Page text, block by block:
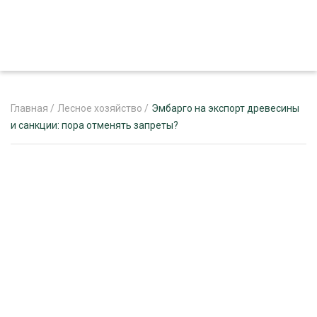
Главная / Лесное хозяйство / Эмбарго на экспорт древесины
и санкции: пора отменять запреты?